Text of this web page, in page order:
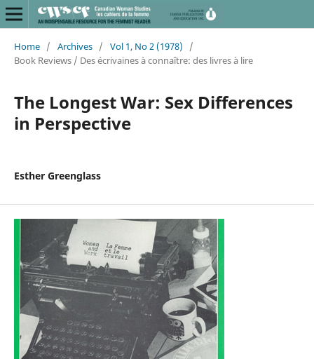
Home / Archives / Vol 1, No 2 (1978)
/
Book Reviews / Des écrivaines à connaître: des livres à lire
The Longest War: Sex Differences
in Perspective
Esther Greenglass